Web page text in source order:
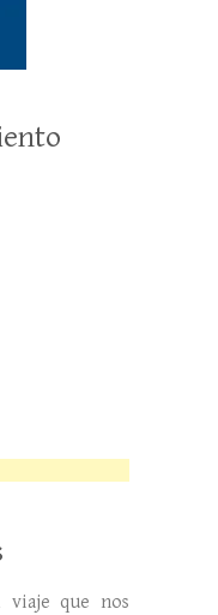
viaje que nos